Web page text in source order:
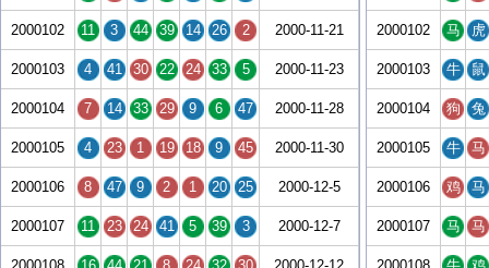
2000102 11 3 44 39 14 26 2 2000-11-21
2000103 4 41 30 22 24 33 5 2000-11-23
2000104 7 14 33 29 9 6 47 2000-11-28
2000105 4 23 1 19 18 9 45 2000-11-30
2000106 8 47 9 2 1 20 25 2000-12-5
2000107 11 23 24 41 5 39 3 2000-12-7
2000102 马 虎
2000103 牛 鼠
2000104 狗 兔
2000105 牛 马
2000106 鸡 马
2000107 马 马